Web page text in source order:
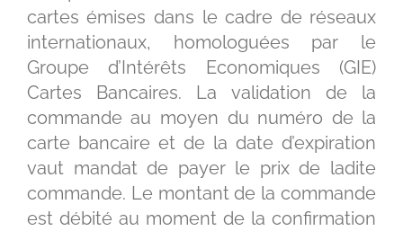
cartes émises dans le cadre de réseaux
internationaux, homologuées par le
Groupe d’Intérêts Economiques (GIE)
Cartes Bancaires. La validation de la
commande au moyen du numéro de la
carte bancaire et de la date d’expiration
vaut mandat de payer le prix de ladite
commande. Le montant de la commande
est débité au moment de la confirmation